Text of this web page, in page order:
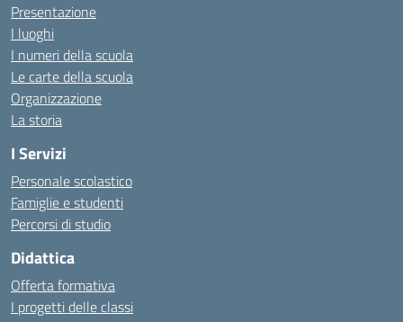
Presentazione
I luoghi
I numeri della scuola
Le carte della scuola
Organizzazione
La storia
I Servizi
Personale scolastico
Famiglie e studenti
Percorsi di studio
Didattica
Offerta formativa
I progetti delle classi